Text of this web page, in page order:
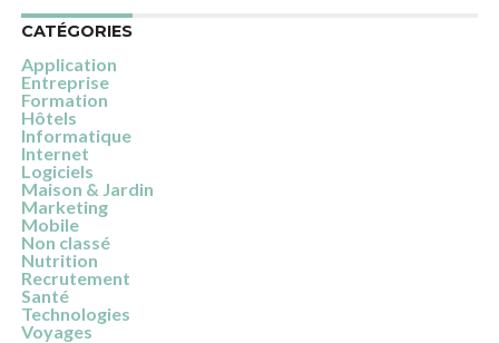
CATÉGORIES
Application
Entreprise
Formation
Hôtels
Informatique
Internet
Logiciels
Maison & Jardin
Marketing
Mobile
Non classé
Nutrition
Recrutement
Santé
Technologies
Voyages